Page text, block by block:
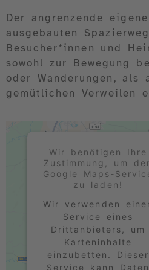
Der angrenzende
ausgebauten
Besucher*innen und
sowohl zur Bewegung
oder Wanderungen, als
gemütlichen Verweilen
Wir benötigen Ihre
Zustimmung, um
Google Maps-
zu laden!
Wir verwenden
Service eines
Drittanbieters, um
Karteninhalte
einzubetten. Dieser
Service kann Daten